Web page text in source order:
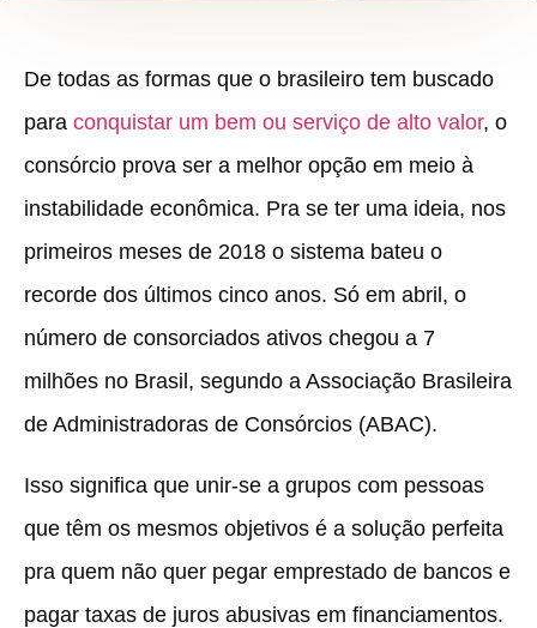
De todas as formas que o brasileiro tem buscado
para conquistar um bem ou serviço de alto valor, o
consórcio prova ser a melhor opção em meio à
instabilidade econômica. Pra se ter uma ideia, nos
primeiros meses de 2018 o sistema bateu o
recorde dos últimos cinco anos. Só em abril, o
número de consorciados ativos chegou a 7
milhões no Brasil, segundo a Associação Brasileira
de Administradoras de Consórcios (ABAC).
Isso significa que unir-se a grupos com pessoas
que têm os mesmos objetivos é a solução perfeita
pra quem não quer pegar emprestado de bancos e
pagar taxas de juros abusivas em financiamentos.